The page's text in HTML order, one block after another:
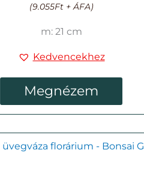
(9.055Ft+ ÁFA)
m: 21 cm
Kedvencekhez
Megnézem